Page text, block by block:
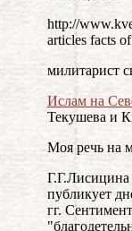
http://
articles facts
милитарист
Ислам на
Текушева и
Моя речь на
публикует
гг.